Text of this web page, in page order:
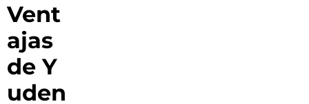
Vent
ajas
de Y
uden